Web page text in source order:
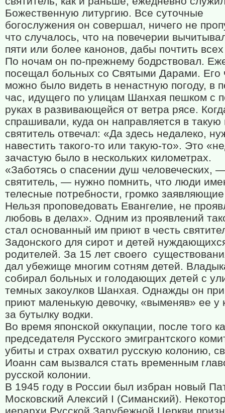
Божественную литургию. Все суточные
богослужения он совершал, ничего не
что случалось, что на повечерии
пяти или более канонов, дабы почтить
По ночам он по-прежнему бодрствовал.
посещал больных со Святыми Дарами. Его
можно было видеть в ненастную погоду, в
час, идущего по улицам Шанхая пешком с
руках в развивающейся от ветра рясе.
спрашивали, куда он направляется в такую
святитель отвечал: «Да здесь недалеко,
навестить такого-то или такую-то». Это
зачастую было в нескольких километрах.
«Заботясь о спасении душ человеческих,
святитель, — нужно помнить, что люди
телесные потребности, громко
Нельзя проповедовать Евангелие, не
любовь в делах». Одним из проявлений
стал основанный им приют в честь
Задонского для сирот и детей
родителей. За 15 лет своего
дал убежище многим сотням детей.
собирал больных и голодающих детей с
темных закоулков Шанхая. Однажды он
приют маленькую девочку, «выменяв» ее у
за бутылку водки.
Во время японской оккупации, после того
председателя Русского эмигрантского
убиты и страх охватил русскую колонию,
Иоанн сам вызвался стать временным
русской колонии.
В 1945 году в России был избран новый
Московский Алексий I (Симанский).